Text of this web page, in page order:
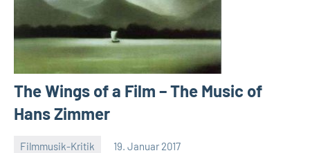
The Wings of a Film – The Music of
Hans Zimmer
Filmmusik-Kritik 19. Januar 2017